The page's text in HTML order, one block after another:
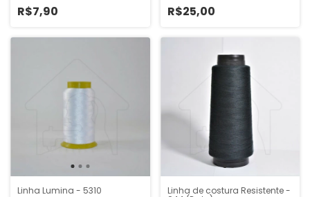
R$7,90 R$25,00
Linha Lumina - 5310 Linha de costura Resistente -